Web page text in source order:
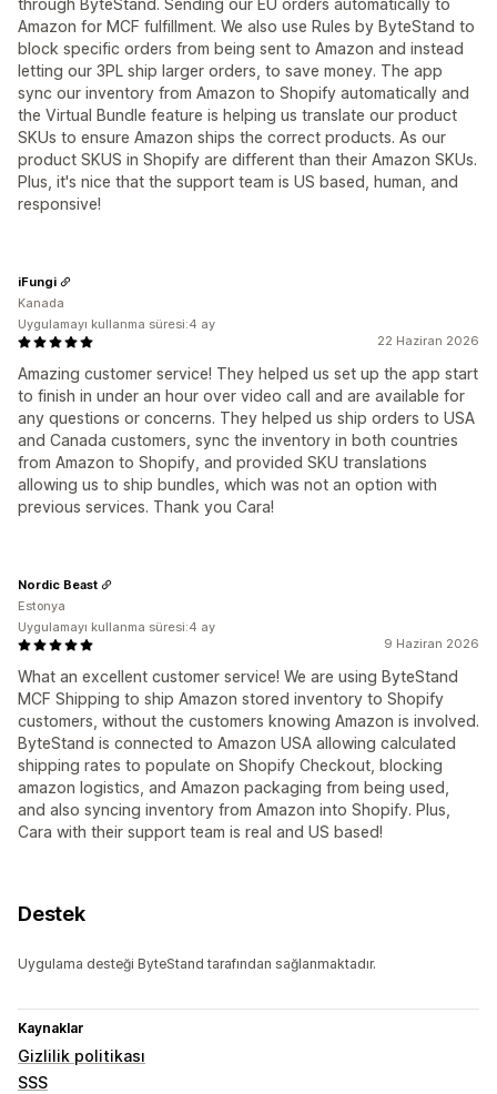
through ByteStand. Sending our EU orders automatically to
Amazon for MCF fulfillment. We also use Rules by ByteStand to
block specific orders from being sent to Amazon and instead
letting our 3PL ship larger orders, to save money. The app
sync our inventory from Amazon to Shopify automatically and
the Virtual Bundle feature is helping us translate our product
SKUs to ensure Amazon ships the correct products. As our
product SKUS in Shopify are different than their Amazon SKUs.
Plus, it's nice that the support team is US based, human, and
responsive!
22 Haziran 2026
Amazing customer service! They helped us set up the app start
to finish in under an hour over video call and are available for
any questions or concerns. They helped us ship orders to USA
and Canada customers, sync the inventory in both countries
from Amazon to Shopify, and provided SKU translations
allowing us to ship bundles, which was not an option with
previous services. Thank you Cara!
iFungi
Kanada
Uygulamayı kullanma süresi:4 ay
9 Haziran 2026
What an excellent customer service! We are using ByteStand
MCF Shipping to ship Amazon stored inventory to Shopify
customers, without the customers knowing Amazon is involved.
ByteStand is connected to Amazon USA allowing calculated
shipping rates to populate on Shopify Checkout, blocking
amazon logistics, and Amazon packaging from being used,
and also syncing inventory from Amazon into Shopify. Plus,
Cara with their support team is real and US based!
Nordic Beast
Estonya
Uygulamayı kullanma süresi:4 ay
Destek
Uygulama desteği ByteStand tarafından sağlanmaktadır.
Kaynaklar
Gizlilik politikası
SSS